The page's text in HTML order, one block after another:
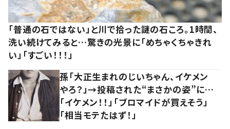
「普通の石ではない」と川で拾った謎の石ころ。1時間、
洗い続けてみると…驚きの光景に「めちゃくちゃきれ
い」「すごい！！！」
孫「大正生まれのじいちゃん、イケメン
やろ？」→投稿された“まさかの姿”に…
「イケメン！！」「ブロマイドが買えそう」
「相当モテたはず！」